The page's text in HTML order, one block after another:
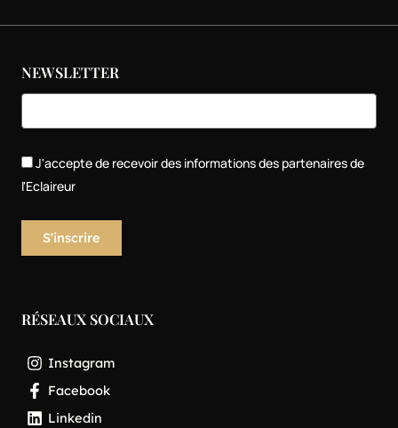
NEWSLETTER
J'accepte de recevoir des informations des partenaires de
l'Eclaireur
RÉSEAUX SOCIAUX
Instagram
Facebook
Linkedin